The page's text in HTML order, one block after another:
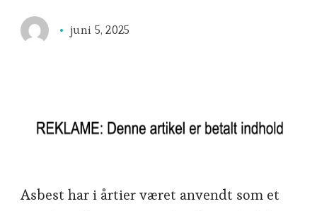
juni 5, 2025
Asbest har i årtier været anvendt som et